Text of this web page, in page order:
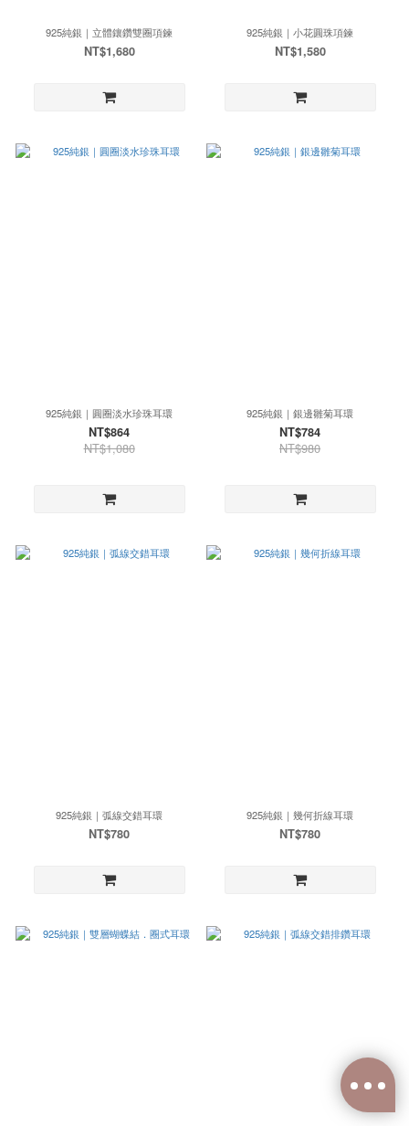
925純銀｜立體鑲鑽雙圈項鍊
NT$1,680
925純銀｜小花圓珠項鍊
NT$1,580
925純銀｜圓圈淡水珍珠耳環
NT$864
NT$1,080
925純銀｜銀邊雛菊耳環
NT$784
NT$980
925純銀｜弧線交錯耳環
NT$780
925純銀｜幾何折線耳環
NT$780